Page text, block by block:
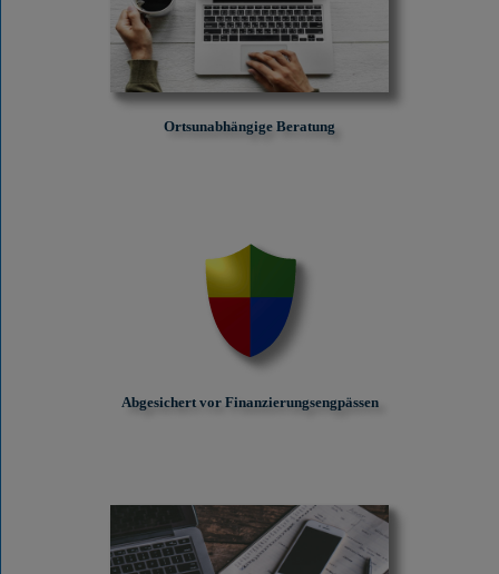
Ortsunabhängige Beratung
Abgesichert vor Finanzierungs­engpässen